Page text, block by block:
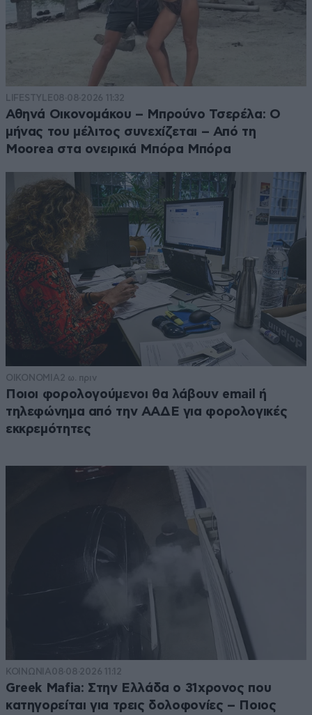
LIFESTYLE08·08·2026 11:32
Αθηνά Οικονομάκου – Μπρούνο Τσερέλα: Ο
μήνας του μέλιτος συνεχίζεται – Από τη
Moorea στα ονειρικά Μπόρα Μπόρα
ΟΙΚΟΝΟΜΙΑ 2 ω. πριν
Ποιοι φορολογούμενοι θα λάβουν email ή
τηλεφώνημα από την ΑΑΔΕ για φορολογικές
εκκρεμότητες
ΚΟΙΝΩΝΙΑ08·08·2026 11:12
Greek Mafia: Στην Ελλάδα ο 31χρονος που
κατηγορείται για τρεις δολοφονίες – Ποιος